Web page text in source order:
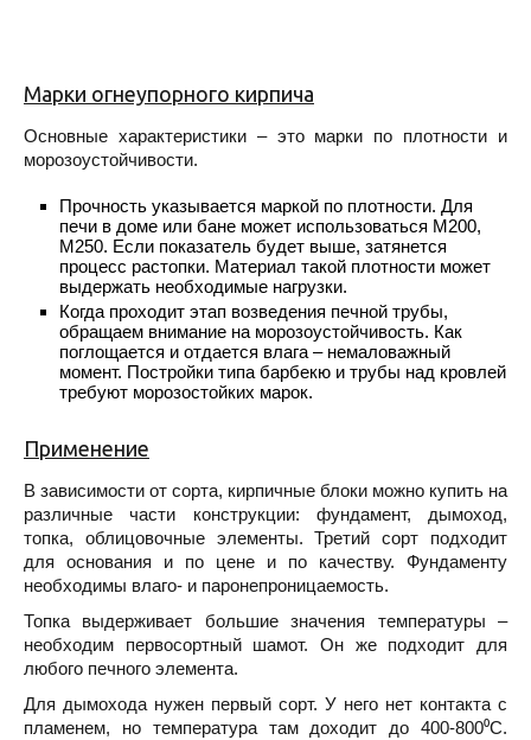
Марки огнеупорного кирпича
Основные характеристики – это марки по плотности и
морозоустойчивости.
Прочность указывается маркой по плотности. Для
печи в доме или бане может использоваться М200,
М250. Если показатель будет выше, затянется
процесс растопки. Материал такой плотности может
выдержать необходимые нагрузки.
Когда проходит этап возведения печной трубы,
обращаем внимание на морозоустойчивость. Как
поглощается и отдается влага – немаловажный
момент. Постройки типа барбекю и трубы над кровлей
требуют морозостойких марок.
Применение
В зависимости от сорта, кирпичные блоки можно купить на
различные части конструкции: фундамент, дымоход,
топка, облицовочные элементы. Третий сорт подходит
для основания и по цене и по качеству. Фундаменту
необходимы влаго- и паронепроницаемость.
Топка выдерживает большие значения температуры –
необходим первосортный шамот. Он же подходит для
любого печного элемента.
Для дымохода нужен первый сорт. У него нет контакта с
пламенем, но температура там доходит до 400-800⁰С.